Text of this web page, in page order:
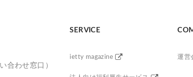
合わせ窓口）
SERVICE
ietty magazine 運営